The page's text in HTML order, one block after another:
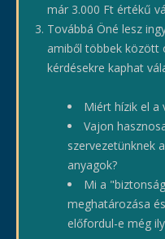
már 3.000 Ft értékű
Továbbá Öné lesz
amiből többek között
kérdésekre kaphat
Miért hízik el a
Vajon
szervezetünknek
anyagok?
Mi a
meghatározása
előfordul-e még